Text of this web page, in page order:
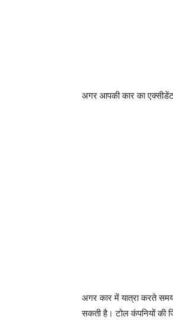
अगर आपकी कार का
अगर कार में यात्रा करते
सकती है। टोल कंपनियों की